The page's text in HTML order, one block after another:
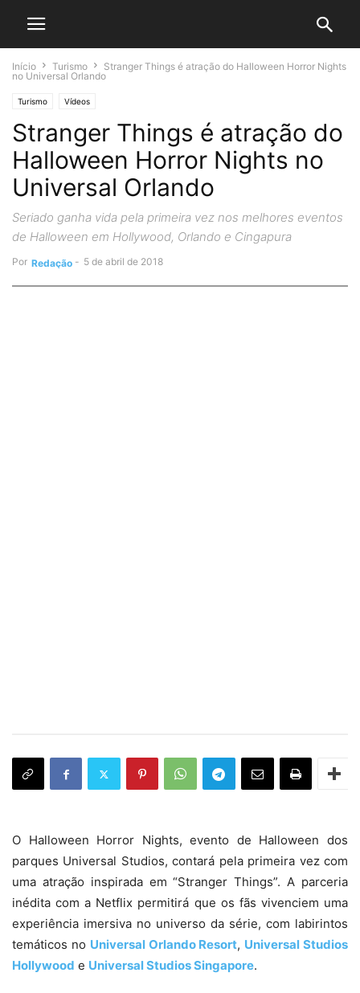
Início Turismo
Stranger Things é atração do Halloween Horror Nights
no Universal Orlando
Turismo Vídeos
Stranger Things é atração do
Halloween Horror Nights no
Universal Orlando
Seriado ganha vida pela primeira vez nos melhores eventos
de Halloween em Hollywood, Orlando e Cingapura
Por Redação - 5 de abril de 2018
O Halloween Horror Nights, evento de Halloween dos
parques Universal Studios, contará pela primeira vez com
uma atração inspirada em “Stranger Things”. A parceria
inédita com a Netflix permitirá que os fãs vivenciem uma
experiência imersiva no universo da série, com labirintos
temáticos no Universal Orlando Resort, Universal Studios
Hollywood e Universal Studios Singapore.